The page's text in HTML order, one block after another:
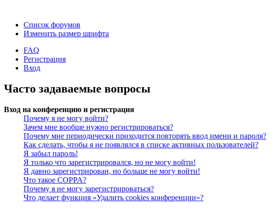
Список форумов
Изменить размер шрифта
FAQ
Регистрация
Вход
Часто задаваемые вопросы
Вход на конференцию и регистрация
Почему я не могу войти?
Зачем мне вообще нужно регистрироваться?
Почему мне периодически приходится повторять ввод имени и пароля?
Как сделать, чтобы я не появлялся в списке активных пользователей?
Я забыл пароль!
Я только что зарегистрировался, но не могу войти!
Я давно зарегистрирован, но больше не могу войти!
Что такое COPPA?
Почему я не могу зарегистрироваться?
Что делает функция «Удалить cookies конференции»?